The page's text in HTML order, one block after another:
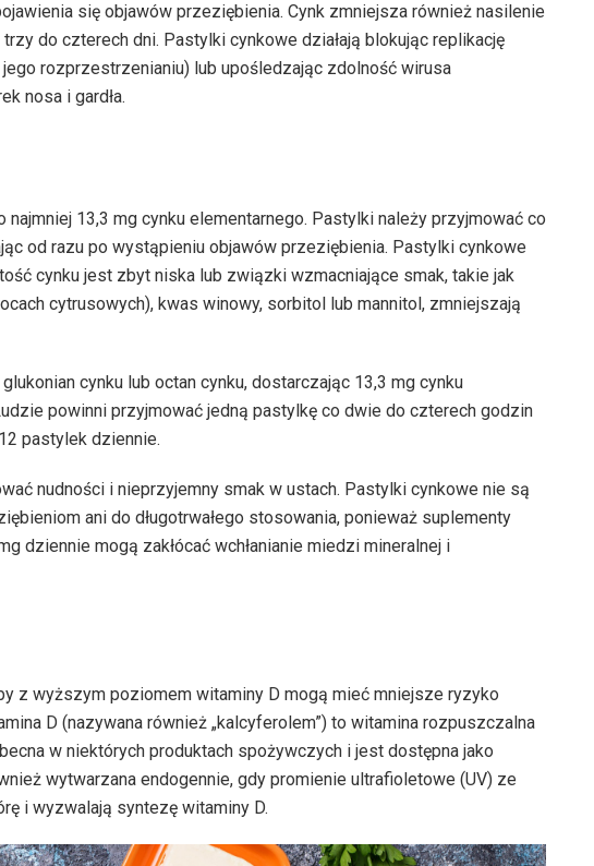
się objawów przeziębienia. Cynk zmniejsza również nasilenie
do czterech dni. Pastylki cynkowe działają blokując replikację
rozprzestrzenianiu) lub upośledzając zdolność wirusa
nosa i gardła.
13,3 mg cynku elementarnego. Pastylki należy przyjmować co
od razu po wystąpieniu objawów przeziębienia. Pastylki cynkowe
cynku jest zbyt niska lub związki wzmacniające smak, takie jak
cytrusowych), kwas winowy, sorbitol lub mannitol, zmniejszają
cynku lub octan cynku, dostarczając 13,3 mg cynku
powinni przyjmować jedną pastylkę co dwie do czterech godzin
pastylek dziennie.
nudności i nieprzyjemny smak w ustach. Pastylki cynkowe nie są
ani do długotrwałego stosowania, ponieważ suplementy
dziennie mogą zakłócać wchłanianie miedzi mineralnej i
z wyższym poziomem witaminy D mogą mieć mniejsze ryzyko
D (nazywana również „kalcyferolem”) to witamina rozpuszczalna
w niektórych produktach spożywczych i jest dostępna jako
wytwarzana endogennie, gdy promienie ultrafioletowe (UV) ze
i wyzwalają syntezę witaminy D.